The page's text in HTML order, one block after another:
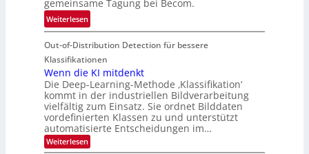
e
i
e
n
n
V
I
S
I
O
N
T
e
c
h
T
T
o
r
e
n
a
u
f
d
e
gemeinsame Tagung bei Becom.
Weiterlesen:
T
a
g
u
n
g
z
u
E
l
Out-of-Distribution Detection für bessere
Klassifikationen
Wenn die KI mitdenkt
Die Deep-Learning-Methode ‚Klassifikation‘
kommt in der industriellen Bildverarbeitung
vielfältig zum Einsatz. Sie ordnet Bilddaten
vordefinierten Klassen zu und unterstützt
automatisierte Entscheidungen im…
Weiterlesen:
W